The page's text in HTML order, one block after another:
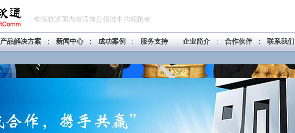
华琪软通国内电话信息领域中的领跑者
产品解决方案 新闻中心 成功案例 服务支持 企业简介 合作伙伴 联系我们